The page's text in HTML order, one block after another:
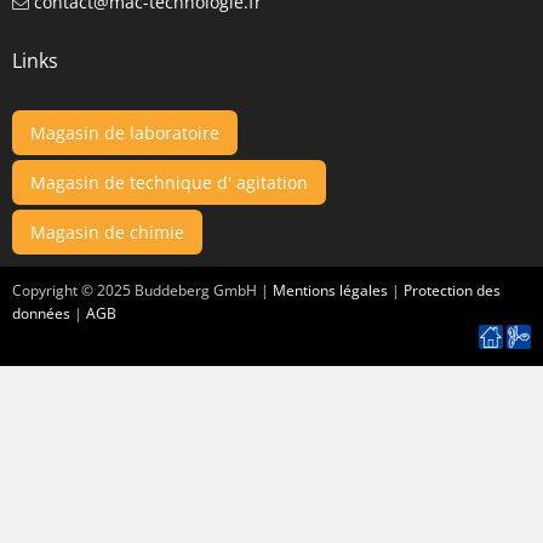
Links
Magasin de laboratoire
Magasin de technique d' agitation
Magasin de chimie
Copyright ©2025 Buddeberg GmbH | Mentions légales | Protection des
données | AGB